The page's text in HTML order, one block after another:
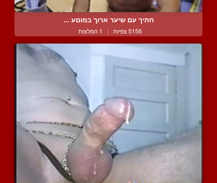
חתיך עם שיער ארוך במוםע ...
5156 צפיות | 1 המלצות